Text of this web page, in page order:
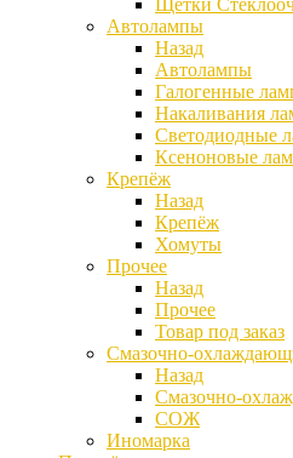
Щетки
Автолампы
Назад
Автолампы
Галогенные
Накаливания
Светодиодные
Ксеноновые
Крепёж
Назад
Крепёж
Хомуты
Прочее
Назад
Прочее
Товар под заказ
Смазочно-
Назад
Смазочно-
СОЖ
Иномарка